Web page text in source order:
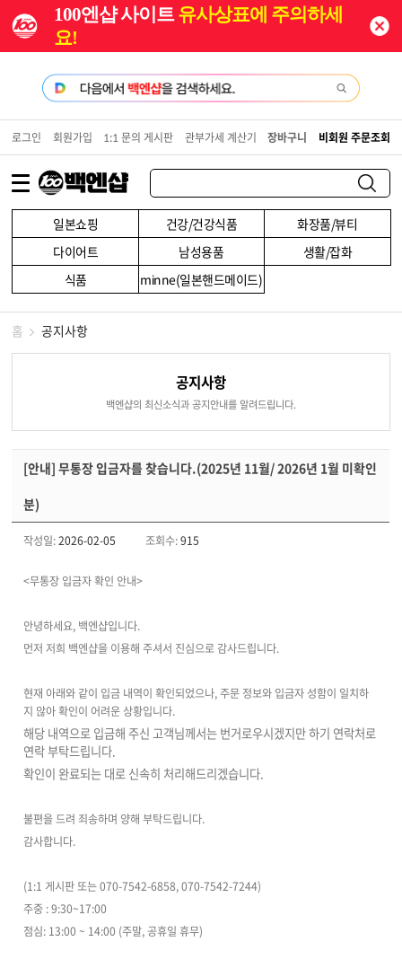
100엔샵 사이트유사상표에 주의하세
요!
일본쇼핑 건강/건강식품
화장품/뷰티
다이어트
남성용품
생활/잡화
식품
minne(일본핸드메이드)
로그인 회원가입 1:1 문의 게시판 관부가세 계산기 장바구니 비회원 주문조회
홈 공지사항
공지사항
백엔샵의 최신소식과 공지안내를 알려드립니다.
[안내] 무통장 입금자를 찾습니다.(2025년 11월/ 2026년 1월 미확인
분)
작성일:2026-02-05 조회수:915
<무통장 입금자 확인 안내>
안녕하세요, 백엔샵입니다.
먼저 저희 백엔샵을 이용해 주셔서 진심으로 감사드립니다.
현재 아래와 같이 입금 내역이 확인되었으나, 주문 정보와 입금자 성함이 일치하
지 않아 확인이 어려운 상황입니다.
해당 내역으로 입금해 주신 고객님께서는 번거로우시겠지만 하기 연락처로
연락 부탁드립니다.
확인이 완료되는 대로 신속히 처리해드리겠습니다.
불편을 드려 죄송하며 양해 부탁드립니다.
감사합니다.
(1:1 게시판 또는 070-7542-6858, 070-7542-7244)
주중 : 9:30~17:00
점심: 13:00 ~ 14:00 (주말, 공휴일 휴무)